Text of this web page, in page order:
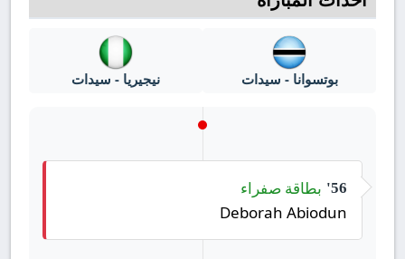
بوتسوانا - سيدات نيجيريا - سيدات
56' بطاقة صفراء
Deborah Abiodun